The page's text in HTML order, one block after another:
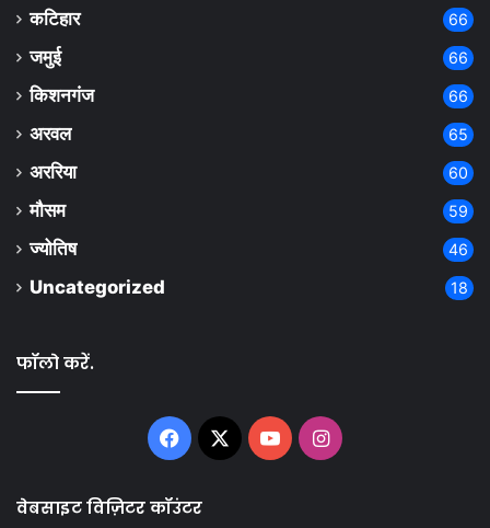
कटिहार 66
जमुई 66
किशनगंज 66
अरवल 65
अररिया 60
मौसम 59
ज्योतिष 46
Uncategorized 18
फॉलो करें.
Facebook
X YouTubeInstagram
वेबसाइट विज़िटर कॉउंटर